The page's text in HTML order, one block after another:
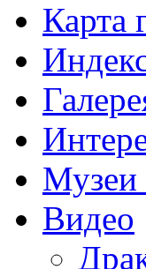
Карта
Музеи
Видео